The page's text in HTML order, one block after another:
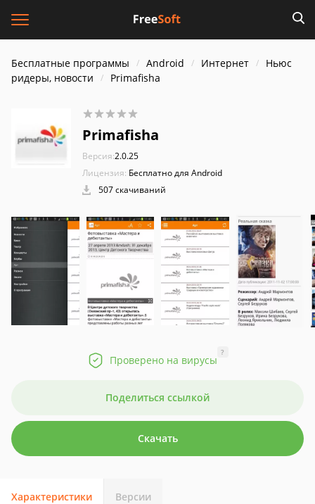
Бесплатные программы Android Интернет
Ньюс
ридеры, новости
Primafisha
Primafisha
Версия:2.0.25
Лицензия: Бесплатно для Android
507 скачиваний
Проверено на вирусы
?
Поделиться ссылкой
Скачать
Характеристики Версии